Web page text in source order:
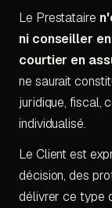
Le Prestataire
ni conseiller
courtier en
ne saurait
juridique, fiscal,
individualisé.
Le Client est
décision, des
délivrer ce type